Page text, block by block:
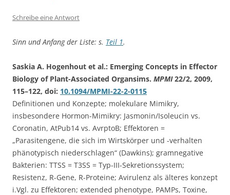
Schreibe eine Antwort
Sinn und Anfang der Liste: s. Teil 1.
Saskia A. Hogenhout et al.: Emerging Concepts in Effector
Biology of Plant-Associated Organsims. MPMI22/2, 2009,
115–122, doi: 10.1094/MPMI-22-2-0115
Definitionen und Konzepte; molekulare Mimikry,
insbesondere Hormon-Mimikry: Jasmonin/Isoleucin vs.
Coronatin, AtPub14 vs. AvrptoB; Effektoren =
„Parasitengene, die sich im Wirtskörper und -verhalten
phänotypisch niederschlagen“ (Dawkins); gramnegative
Bakterien: TTSS = T3SS = Typ-III-Sekretionssystem;
Resistenz, R-Gene, R-Proteine; Avirulenz als älteres konzept
i.Vgl. zu Effektoren; extended phenotype, PAMPs, Toxine,